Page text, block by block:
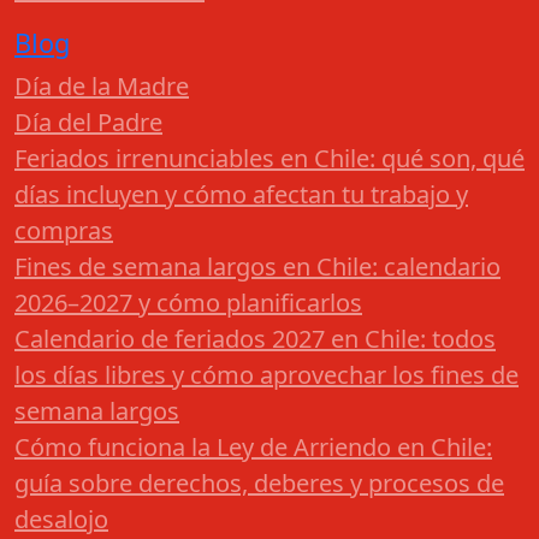
Blog
Día de la Madre
Día del Padre
Feriados irrenunciables en Chile: qué son, qué
días incluyen y cómo afectan tu trabajo y
compras
Fines de semana largos en Chile: calendario
2026–2027 y cómo planificarlos
Calendario de feriados 2027 en Chile: todos
los días libres y cómo aprovechar los fines de
semana largos
Cómo funciona la Ley de Arriendo en Chile:
guía sobre derechos, deberes y procesos de
desalojo